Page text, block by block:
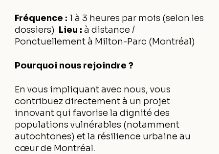
Fréquence : 1 à 3 heures par mois (selon les
dossiers) Lieu : à distance /
Ponctuellement à Milton-Parc (Montréal)
Pourquoi nous rejoindre ?
En vous impliquant avec nous, vous
contribuez directement à un projet
innovant qui favorise la dignité des
populations vulnérables (notamment
autochtones) et la résilience urbaine au
cœur de Montréal.